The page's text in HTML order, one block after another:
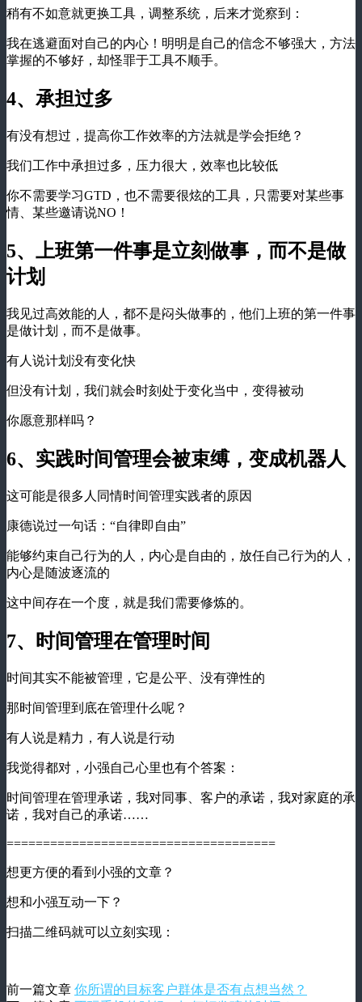
稍有不如意就更换工具，调整系统，后来才觉察到：
我在逃避面对自己的内心！明明是自己的信念不够强大，方法
掌握的不够好，却怪罪于工具不顺手。
4、承担过多
有没有想过，提高你工作效率的方法就是学会拒绝？
我们工作中承担过多，压力很大，效率也比较低
你不需要学习GTD，也不需要很炫的工具，只需要对某些事
情、某些邀请说NO！
5、上班第一件事是立刻做事，而不是做
计划
我见过高效能的人，都不是闷头做事的，他们上班的第一件事
是做计划，而不是做事。
有人说计划没有变化快
但没有计划，我们就会时刻处于变化当中，变得被动
你愿意那样吗？
6、实践时间管理会被束缚，变成机器人
这可能是很多人同情时间管理实践者的原因
康德说过一句话：“自律即自由”
能够约束自己行为的人，内心是自由的，放任自己行为的人，
内心是随波逐流的
这中间存在一个度，就是我们需要修炼的。
7、时间管理在管理时间
时间其实不能被管理，它是公平、没有弹性的
那时间管理到底在管理什么呢？
有人说是精力，有人说是行动
我觉得都对，小强自己心里也有个答案：
时间管理在管理承诺，我对同事、客户的承诺，我对家庭的承
诺，我对自己的承诺……
=====================================
想更方便的看到小强的文章？
想和小强互动一下？
扫描二维码就可以立刻实现：
前一篇文章 你所谓的目标客户群体是否有点想当然？